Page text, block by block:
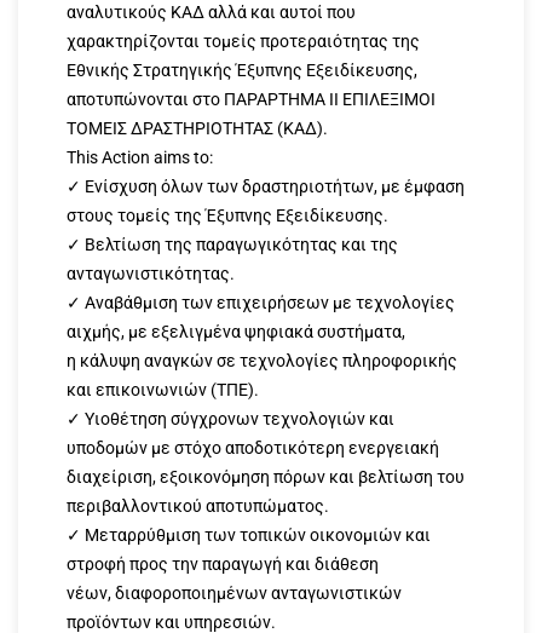
αναλυτικούς ΚΑΔ αλλά και αυτοί που
χαρακτηρίζονται τομείς προτεραιότητας της
Εθνικής Στρατηγικής Έξυπνης Εξειδίκευσης,
αποτυπώνονται στο ΠΑΡΑΡΤΗΜΑ II ΕΠΙΛΕΞΙΜΟΙ
ΤΟΜΕΙΣ ΔΡΑΣΤΗΡΙΟΤΗΤΑΣ (ΚΑΔ).
This Action aims to:
✓ Ενίσχυση όλων των δραστηριοτήτων, με έμφαση
στους τομείς της Έξυπνης Εξειδίκευσης.
✓ Βελτίωση της παραγωγικότητας και της
ανταγωνιστικότητας.
✓ Αναβάθμιση των επιχειρήσεων με τεχνολογίες
αιχμής, με εξελιγμένα ψηφιακά συστήματα,
η κάλυψη αναγκών σε τεχνολογίες πληροφορικής
και επικοινωνιών (ΤΠΕ).
✓ Υιοθέτηση σύγχρονων τεχνολογιών και
υποδομών με στόχο αποδοτικότερη ενεργειακή
διαχείριση, εξοικονόμηση πόρων και βελτίωση του
περιβαλλοντικού αποτυπώματος.
✓ Μεταρρύθμιση των τοπικών οικονομιών και
στροφή προς την παραγωγή και διάθεση
νέων, διαφοροποιημένων ανταγωνιστικών
προϊόντων και υπηρεσιών.